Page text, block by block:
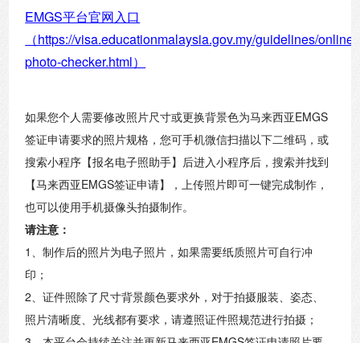
EMGS平台官网入口
（https://visa.educationmalaysia.gov.my/guidelines/online-
photo-checker.html）
如果您个人需要修改照片尺寸或更换背景色为马来西亚EMGS
签证申请要求的照片规格，您可手机微信扫描以下二维码，或
搜索小程序【报名电子照助手】后进入小程序后，搜索并找到
【马来西亚EMGS签证申请】，上传照片即可一键完成制作，
也可以使用手机摄像头拍摄制作。
请注意：
1、制作后的照片为电子照片，如果需要纸质照片可自行冲
印；
2、证件照除了尺寸背景颜色要求外，对于拍摄服装、姿态、
照片清晰度、光线都有要求，请遵照证件照规范进行拍摄；